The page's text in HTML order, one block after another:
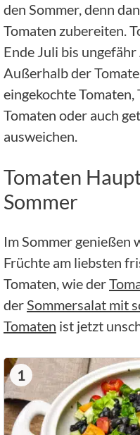
den Sommer, denn
Tomaten zubereiten.
Ende Juli bis
Außerhalb der
eingekochte Tomaten,
Tomaten oder auch
ausweichen.
Tomaten
Sommer
Im Sommer genießen
Früchte am liebsten
Tomaten, wie der
derSommersalat mit
Tomaten ist jetzt
1